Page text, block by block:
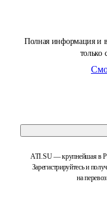
Полная информация и
только
ATI.SU — крупнейшая в
Зарегистрируйтесь и
на